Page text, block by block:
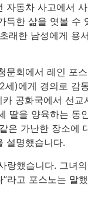
자동차 사고에서
득한 삶을 엿볼 수
래한 남성에게 용
문회에서 레인 포
세)에게 경의로 감
공화국에서 선교
딸을 양육하는 동
은 가난한 장소에
설명했습니다.
랑했습니다. 그녀
라고 포스노는 말